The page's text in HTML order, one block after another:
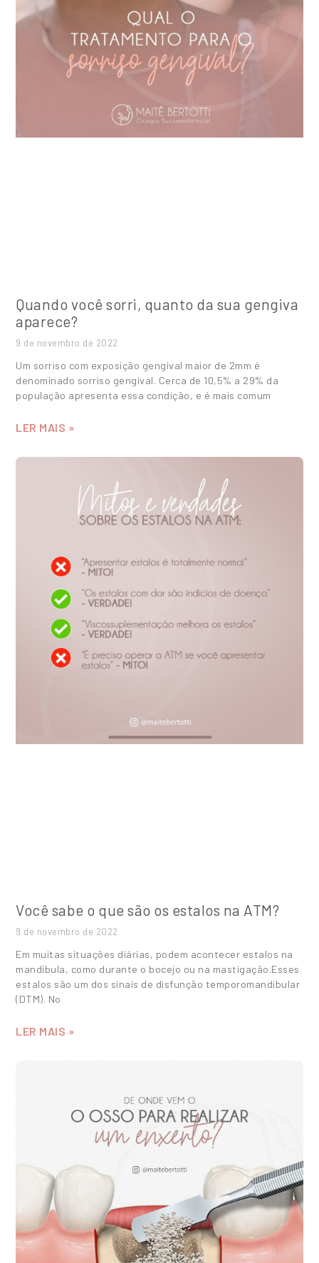
Quando você sorri, quanto da sua gengiva
aparece?
9 de novembro de 2022
Um sorriso com exposição gengival maior de 2mm é
denominado sorriso gengival. Cerca de 10,5% a 29% da
população apresenta essa condição, e é mais comum
LER MAIS »
Você sabe o que são os estalos na ATM?
9 de novembro de 2022
Em muitas situações diárias, podem acontecer estalos na
mandíbula, como durante o bocejo ou na mastigação.Esses
estalos são um dos sinais de disfunção temporomandibular
(DTM). No
LER MAIS »